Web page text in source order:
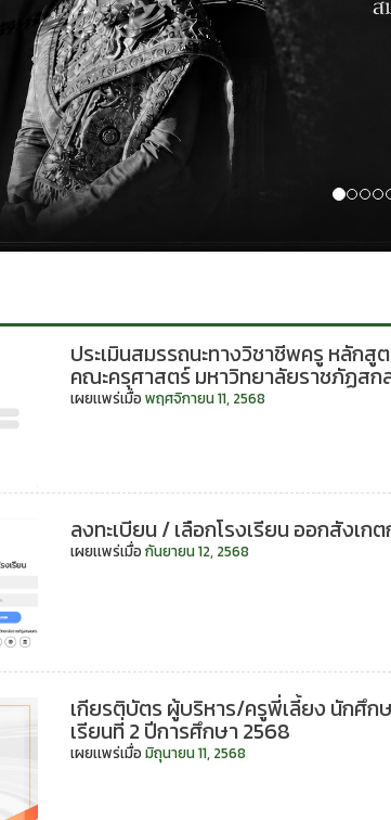
ประเมินสมรรถนะทางวิชาชีพครู หลัก
คณะครุศาสตร์ มหาวิทยาลัยราชภัฏสก
เผยเเพร่เมื่อพฤศจิกายน 11, 2568
ลงทะเบียน / เลือกโรงเรียน ออกสังเ
เผยเเพร่เมื่อกันยายน 12, 2568
เกียรติบัตร ผู้บริหาร/ครูพี่เลี้ยง นักศึ
เรียนที่ 2 ปีการศึกษา 2568
เผยเเพร่เมื่อมิถุนายน 11, 2568